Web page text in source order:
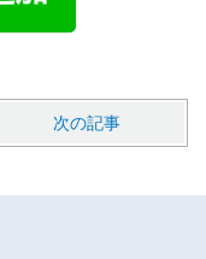
次の記事